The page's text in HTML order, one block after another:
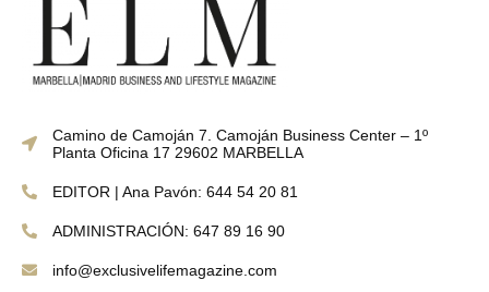
Camino de Camoján 7. Camoján Business Center – 1º
Planta Oficina 17 29602 MARBELLA
EDITOR | Ana Pavón: 644 54 20 81
ADMINISTRACIÓN: 647 89 16 90
info@exclusivelifemagazine.com